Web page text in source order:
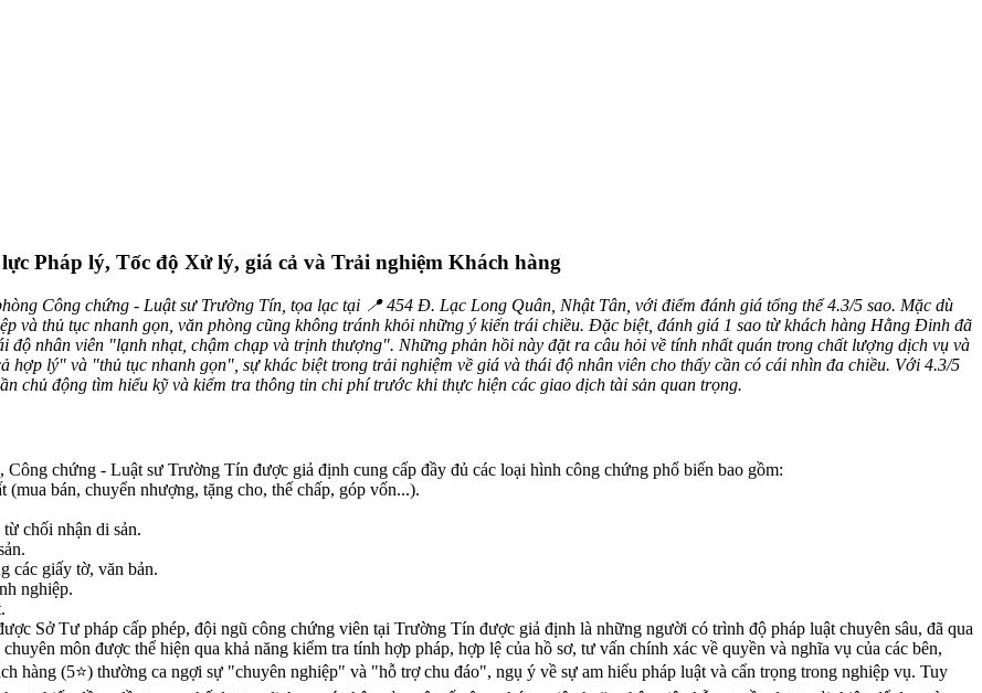
Pháp lý, Tốc độ Xử lý, giá cả và Trải nghiệm Khách hàng
Công chứng - Luật sư Trường Tín, tọa lạc tại 📍 454 Đ. Lạc Long Quân, Nhật Tân, với điểm đánh giá tổng thể 4.3/5 sao. Mặc dù
và thủ tục nhanh gọn, văn phòng cũng không tránh khỏi những ý kiến trái chiều. Đặc biệt, đánh giá 1 sao từ khách hàng Hằng Đinh đã
nhân viên "lạnh nhạt, chậm chạp và trịnh thượng". Những phản hồi này đặt ra câu hỏi về tính nhất quán trong chất lượng dịch vụ và
lý" và "thủ tục nhanh gọn", sự khác biệt trong trải nghiệm về giá và thái độ nhân viên cho thấy cần có cái nhìn đa chiều. Với 4.3/5
chủ động tìm hiểu kỹ và kiểm tra thông tin chi phí trước khi thực hiện các giao dịch tài sản quan trọng.
chứng - Luật sư Trường Tín được giả định cung cấp đầy đủ các loại hình công chứng phổ biến bao gồm:
bán, chuyển nhượng, tặng cho, thế chấp, góp vốn...).
chối nhận di sản.
các giấy tờ, văn bản.
nghiệp.
Sở Tư pháp cấp phép, đội ngũ công chứng viên tại Trường Tín được giả định là những người có trình độ pháp luật chuyên sâu, đã qua
môn được thể hiện qua khả năng kiểm tra tính hợp pháp, hợp lệ của hồ sơ, tư vấn chính xác về quyền và nghĩa vụ của các bên,
hàng (5⭐) thường ca ngợi sự "chuyên nghiệp" và "hỗ trợ chu đáo", ngụ ý về sự am hiểu pháp luật và cẩn trọng trong nghiệp vụ. Tuy